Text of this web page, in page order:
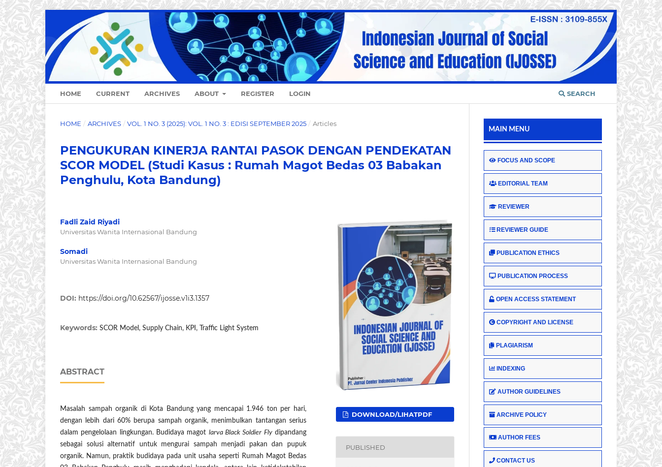
HOME CURRENT ARCHIVES ABOUT REGISTER LOGIN SEARCH
HOME / ARCHIVES / VOL. 1 NO. 3 (2025): VOL. 1 NO. 3 : EDISI SEPTEMBER 2025 / Articles
PENGUKURAN KINERJA RANTAI PASOK DENGAN PENDEKATAN
SCOR MODEL (Studi Kasus : Rumah Magot Bedas 03 Babakan
Penghulu, Kota Bandung)
Fadli Zaid Riyadi
Universitas Wanita Internasional Bandung
Somadi
Universitas Wanita Internasional Bandung
DOI: https://doi.org/10.62567/ijosse.v1i3.1357
Keywords: SCOR Model, Supply Chain, KPI, Traffic Light System
ABSTRACT
Masalah sampah organik di Kota Bandung yang mencapai 1.946 ton per hari,
dengan lebih dari 60% berupa sampah organik, menimbulkan tantangan serius
dalam pengelolaan lingkungan. Budidaya magot larva Black Soldier Flydipandang
sebagai solusi alternatif untuk mengurai sampah menjadi pakan dan pupuk
organik. Namun, praktik budidaya pada unit usaha seperti Rumah Magot Bedas
DOWNLOAD/LIHATPDF
PUBLISHED
MAIN MENU
FOCUS AND SCOPE
EDITORIAL TEAM
REVIEWER
REVIEWER GUIDE
PUBLICATION ETHICS
PUBLICATION PROCESS
OPEN ACCESS STATEMENT
COPYRIGHT AND LICENSE
PLAGIARISM
INDEXING
AUTHOR GUIDELINES
ARCHIVE POLICY
AUTHOR FEES
CONTACT US